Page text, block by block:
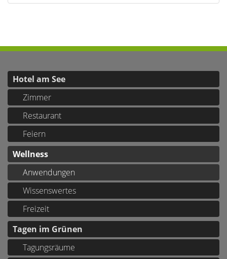
Hotel am See
Zimmer
Restaurant
Feiern
Wellness
Anwendungen
Wissenswertes
Freizeit
Tagen im Grünen
Tagungsräume